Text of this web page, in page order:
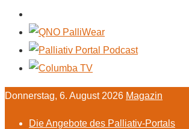
Donnerstag, 6. August 2026 Magazin
Die Angebote des Palliativ-Portals